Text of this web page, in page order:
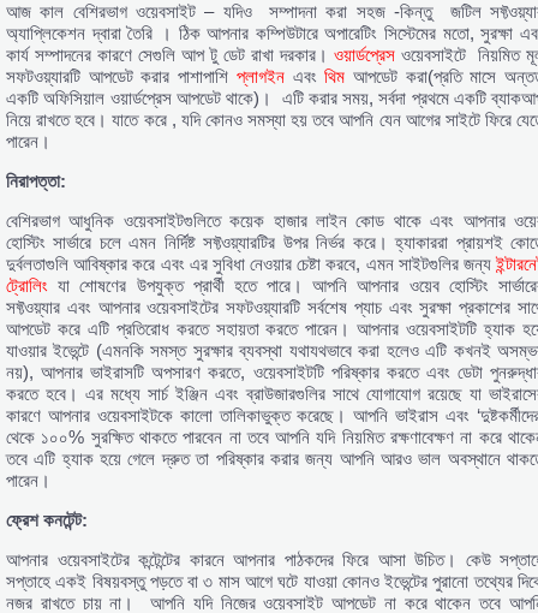
আজ কাল বেশিরভাগ ওয়েবসাইট – যদিও সম্পাদনা করা সহজ -কিন্তু জটিল
অ্যাপ্লিকেশন দ্বারা তৈরি । ঠিক আপনার কম্পিউটারে অপারেটিং সিস্টেমের মতো, সুরক্ষা
কার্য সম্পাদনের কারণে সেগুলি আপ টু ডেট রাখা দরকার। ওয়ার্ডপ্রেস ওয়েবসাইটে নিয়মিত
সফটওয়্যারটি আপডেট করার পাশাপাশি প্লাগইনএবংথিম আপডেট করা(প্রতি মাসে
একটি অফিসিয়াল ওয়ার্ডপ্রেস আপডেট থাকে)। এটি করার সময়, সর্বদা প্রথমে একটি
নিয়ে রাখতে হবে। যাতে করে , যদি কোনও সমস্যা হয় তবে আপনি যেন আগের সাইটে ফিরে
পারেন।
নিরাপত্তা:
বেশিরভাগ আধুনিক ওয়েবসাইটগুলিতে কয়েক হাজার লাইন কোড থাকে এবং আপনার
হোস্টিং সার্ভারে চলে এমন নির্দিষ্ট সফ্টওয়্যারটির উপর নির্ভর করে। হ্যাকাররা প্রায়শই
দুর্বলতাগুলি আবিষ্কার করে এবং এর সুবিধা নেওয়ার চেষ্টা করবে, এমন সাইটগুলির জন্য
ট্রোলিং যা শোষণের উপযুক্ত প্রার্থী হতে পারে। আপনি আপনার ওয়েব হোস্টিং
সফ্টওয়্যার এবং আপনার ওয়েবসাইটের সফটওয়্যারটি সর্বশেষ প্যাচ এবং সুরক্ষা প্রকাশের
আপডেট করে এটি প্রতিরোধ করতে সহায়তা করতে পারেন। আপনার ওয়েবসাইটটি হ্যাক
যাওয়ার ইভেন্টে (এমনকি সমস্ত সুরক্ষার ব্যবস্থা যথাযথভাবে করা হলেও এটি কখনই
নয়), আপনার ভাইরাসটি অপসারণ করতে, ওয়েবসাইটটি পরিষ্কার করতে এবং ডেটা
করতে হবে। এর মধ্যে সার্চ ইঞ্জিন এবং ব্রাউজারগুলির সাথে যোগাযোগ রয়েছে যা
কারণে আপনার ওয়েবসাইটকে কালো তালিকাভুক্ত করেছে। আপনি ভাইরাস এবং
থেকে ১০০% সুরক্ষিত থাকতে পারবেন না তবে আপনি যদি নিয়মিত রক্ষণাবেক্ষণ না করে
তবে এটি হ্যাক হয়ে গেলে দ্রুত তা পরিষ্কার করার জন্য আপনি আরও ভাল অবস্থানে
পারেন।
ফ্রেশ কনটেন্ট:
আপনার ওয়েবসাইটের কন্টেন্টের কারনে আপনার পাঠকদের ফিরে আসা উচিত। কেউ
সপ্তাহে একই বিষয়বস্তু পড়তে বা ৩ মাস আগে ঘটে যাওয়া কোনও ইভেন্টের পুরানো তথ্যের
নজর রাখতে চায় না। আপনি যদি নিজের ওয়েবসাইট আপডেট না করে থাকেন তবে